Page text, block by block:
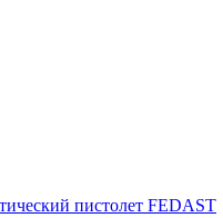
пистолет FEDAST